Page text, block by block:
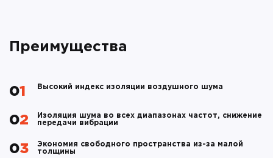
Преимущества
01 Высокий индекс изоляции воздушного шума
02
Изоляция шума во всех диапазонах частот, снижение
передачи вибрации
03
Экономия свободного пространства из-за малой
толщины